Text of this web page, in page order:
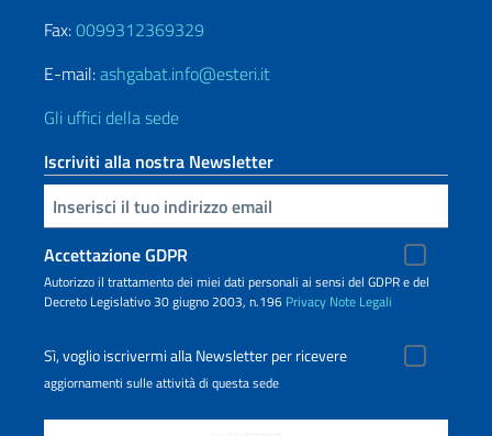
Fax:0099312369329
E-mail:ashgabat.info@esteri.it
Gli uffici della sede
Iscriviti alla nostra Newsletter
Inserisci la tua email
Accettazione GDPR
Autorizzo il trattamento dei miei dati personali ai sensi del GDPR e del
Decreto Legislativo 30 giugno 2003, n.196 Privacy Note Legali
Sì, voglio iscrivermi alla Newsletter per ricevere
aggiornamenti sulle attività di questa sede